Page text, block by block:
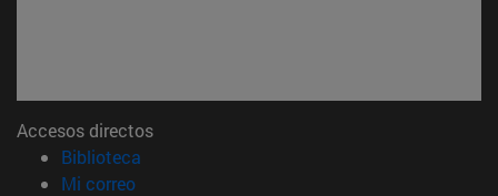
Accesos directos
Biblioteca
Mi correo(abre en nueva ventana)